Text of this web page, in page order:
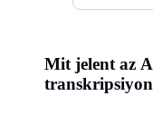
Mit jelent az